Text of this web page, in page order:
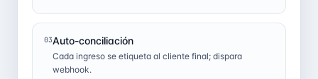
03Auto-conciliación
Cada ingreso se etiqueta al cliente final; dispara
webhook.